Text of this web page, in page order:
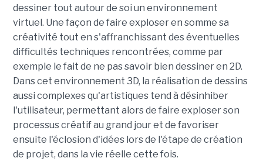
dessiner tout autour de soi un environnement
virtuel. Une façon de faire exploser en somme sa
créativité tout en s'affranchissant des éventuelles
difficultés techniques rencontrées, comme par
exemple le fait de ne pas savoir bien dessiner en 2D.
Dans cet environnement 3D, la réalisation de dessins
aussi complexes qu'artistiques tend à désinhiber
l'utilisateur, permettant alors de faire exploser son
processus créatif au grand jour et de favoriser
ensuite l'éclosion d'idées lors de l'étape de création
de projet, dans la vie réelle cette fois.